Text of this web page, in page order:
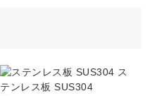
ス
テンレス板 SUS304